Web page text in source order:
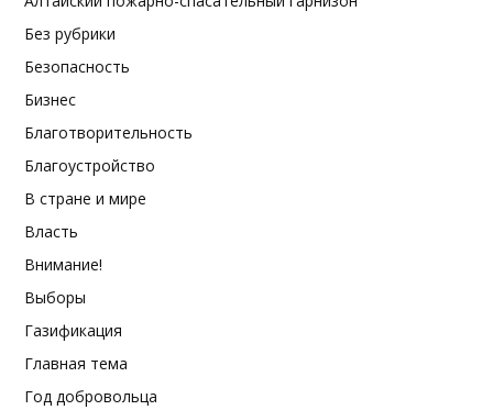
Без рубрики
Безопасность
Бизнес
Благотворительность
Благоустройство
В стране и мире
Власть
Внимание!
Выборы
Газификация
Главная тема
Год добровольца